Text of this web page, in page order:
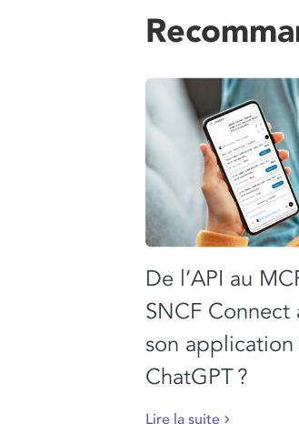
De l’API au
SNCF Connect
son application
ChatGPT ?
Lire la suite